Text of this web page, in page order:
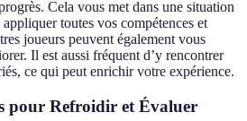
Cela vous met dans une situation
toutes vos compétences et
joueurs peuvent également vous
Il est aussi fréquent d’y rencontrer
ce qui peut enrichir votre expérience.
pour Refroidir et Évaluer